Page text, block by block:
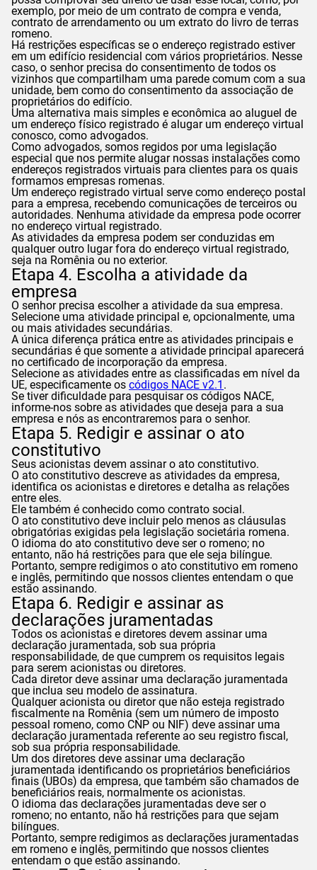
exemplo, por meio de um contrato de compra e venda,
contrato de arrendamento ou um extrato do livro de terras
romeno.
Há restrições específicas se o endereço registrado estiver
em um edifício residencial com vários proprietários. Nesse
caso, o senhor precisa do consentimento de todos os
vizinhos que compartilham uma parede comum com a sua
unidade, bem como do consentimento da associação de
proprietários do edifício.
Uma alternativa mais simples e econômica ao aluguel de
um endereço físico registrado é alugar um endereço virtual
conosco, como advogados.
Como advogados, somos regidos por uma legislação
especial que nos permite alugar nossas instalações como
endereços registrados virtuais para clientes para os quais
formamos empresas romenas.
Um endereço registrado virtual serve como endereço postal
para a empresa, recebendo comunicações de terceiros ou
autoridades. Nenhuma atividade da empresa pode ocorrer
no endereço virtual registrado.
As atividades da empresa podem ser conduzidas em
qualquer outro lugar fora do endereço virtual registrado,
seja na Romênia ou no exterior.
Etapa 4. Escolha a atividade da
empresa
O senhor precisa escolher a atividade da sua empresa.
Selecione uma atividade principal e, opcionalmente, uma
ou mais atividades secundárias.
A única diferença prática entre as atividades principais e
secundárias é que somente a atividade principal aparecerá
no certificado de incorporação da empresa.
Selecione as atividades entre as classificadas em nível da
UE, especificamente os códigos NACE v2.1 .
Se tiver dificuldade para pesquisar os códigos NACE,
informe-nos sobre as atividades que deseja para a sua
empresa e nós as encontraremos para o senhor.
Etapa 5. Redigir e assinar o ato
constitutivo
Seus acionistas devem assinar o ato constitutivo.
O ato constitutivo descreve as atividades da empresa,
identifica os acionistas e diretores e detalha as relações
entre eles.
Ele também é conhecido como contrato social.
O ato constitutivo deve incluir pelo menos as cláusulas
obrigatórias exigidas pela legislação societária romena.
O idioma do ato constitutivo deve ser o romeno; no
entanto, não há restrições para que ele seja bilíngue.
Portanto, sempre redigimos o ato constitutivo em romeno
e inglês, permitindo que nossos clientes entendam o que
estão assinando.
Etapa 6. Redigir e assinar as
declarações juramentadas
Todos os acionistas e diretores devem assinar uma
declaração juramentada, sob sua própria
responsabilidade, de que cumprem os requisitos legais
para serem acionistas ou diretores.
Cada diretor deve assinar uma declaração juramentada
que inclua seu modelo de assinatura.
Qualquer acionista ou diretor que não esteja registrado
fiscalmente na Romênia (sem um número de imposto
pessoal romeno, como CNP ou NIF) deve assinar uma
declaração juramentada referente ao seu registro fiscal,
sob sua própria responsabilidade.
Um dos diretores deve assinar uma declaração
juramentada identificando os proprietários beneficiários
finais (UBOs) da empresa, que também são chamados de
beneficiários reais, normalmente os acionistas.
O idioma das declarações juramentadas deve ser o
romeno; no entanto, não há restrições para que sejam
bilíngues.
Portanto, sempre redigimos as declarações juramentadas
em romeno e inglês, permitindo que nossos clientes
entendam o que estão assinando.